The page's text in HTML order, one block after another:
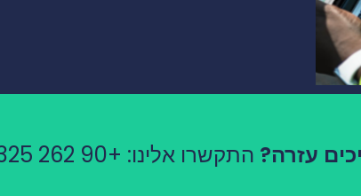
עזרה? התקשרו אלינו: +90 262 325 07 76